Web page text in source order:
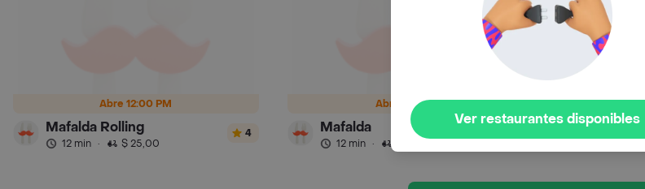
Abre 12:00 PM
Mafalda Rolling
12 min · $ 25,00
4
Abre 11:30 AM
Mafalda
12 min ·
Ver restaurantes disponibles